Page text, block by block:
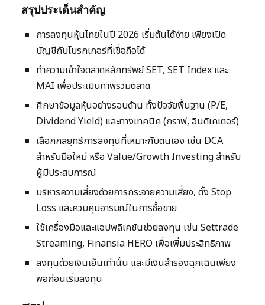
สรุปประเด็นสำคัญ
การลงทุนหุ้นไทยในปี 2026 เริ่มต้นได้ง่าย เพียงเปิด
บัญชีกับโบรกเกอร์ที่เชื่อถือได้
ทำความเข้าใจตลาดหลักทรัพย์ SET, SET Index และ
MAI เพื่อประเมินภาพรวมตลาด
ศึกษาข้อมูลหุ้นอย่างรอบด้าน ทั้งปัจจัยพื้นฐาน (P/E,
Dividend Yield) และทางเทคนิค (กราฟ, อินดิเคเตอร์)
เลือกกลยุทธ์การลงทุนที่เหมาะกับตนเอง เช่น DCA
สำหรับมือใหม่ หรือ Value/Growth Investing สำหรับ
ผู้มีประสบการณ์
บริหารความเสี่ยงด้วยการกระจายความเสี่ยง, ตั้ง Stop
Loss และควบคุมอารมณ์ในการซื้อขาย
ใช้เครื่องมือและแอปพลิเคชันช่วยลงทุน เช่น Settrade
Streaming, Finansia HERO เพื่อเพิ่มประสิทธิภาพ
ลงทุนด้วยเงินเย็นเท่านั้น และมีเงินสำรองฉุกเฉินเพียง
พอก่อนเริ่มลงทุน